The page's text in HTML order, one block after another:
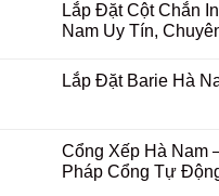
Lắp Đặt Cột Chắn
Nam Uy Tín,
Lắp Đặt Barie Hà
Cổng Xếp Hà Nam
Pháp Cổng Tự